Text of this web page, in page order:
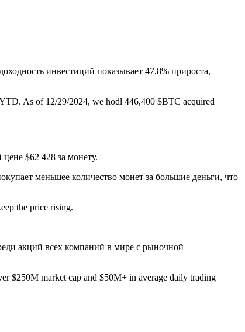
инвестиций показывает 47,8% прироста,
As of 12/29/2024, we hodl 446,400 $BTC acquired
$62 428 за монету.
меньшее количество монет за большие деньги, что
the price rising.
акций всех компаний в мире с рыночной
$250M market cap and $50M+ in average daily trading